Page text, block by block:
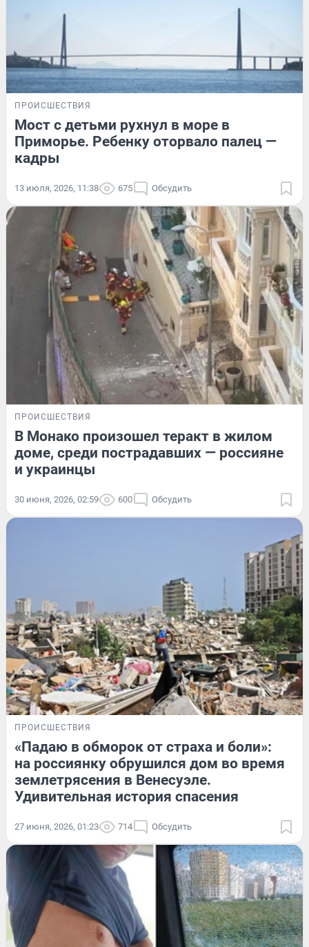
ПРОИСШЕСТВИЯ
Мост с детьми рухнул в море в
Приморье. Ребенку оторвало палец —
кадры
13 июля, 2026, 11:38 675 Обсудить
ПРОИСШЕСТВИЯ
В Монако произошел теракт в жилом
доме, среди пострадавших — россияне
и украинцы
30 июня, 2026, 02:59 600 Обсудить
ПРОИСШЕСТВИЯ
«Падаю в обморок от страха и боли»:
на россиянку обрушился дом во время
землетрясения в Венесуэле.
Удивительная история спасения
27 июня, 2026, 01:23 714 Обсудить